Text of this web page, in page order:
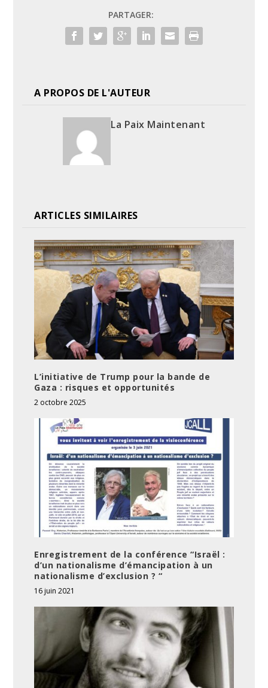
PARTAGER:
A PROPOS DE L'AUTEUR
La Paix Maintenant
ARTICLES SIMILAIRES
L’initiative de Trump pour la bande de
Gaza : risques et opportunités
2 octobre 2025
Enregistrement de la conférence “Israël :
d’un nationalisme d’émancipation à un
nationalisme d’exclusion ? “
16 juin 2021